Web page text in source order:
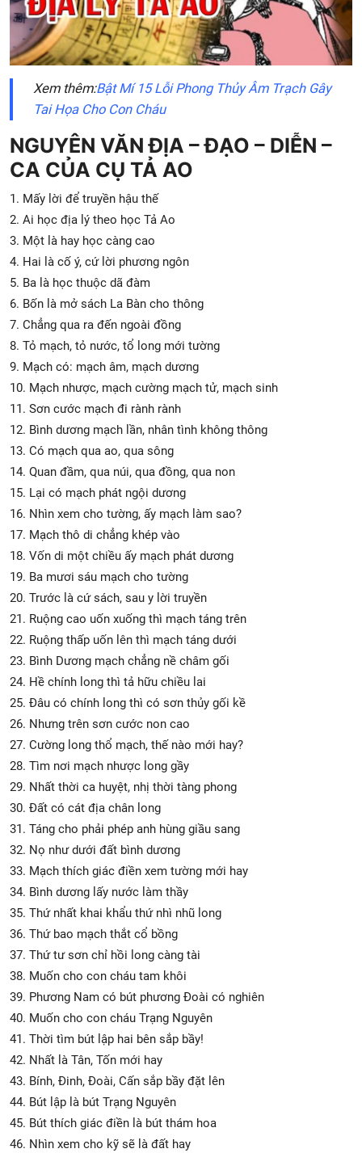
Xem thêm:Bật Mí 15 Lỗi Phong Thủy Âm Trạch Gây
Tai Họa Cho Con Cháu
NGUYÊN VĂN ĐỊA – ĐẠO – DIỄN –
CA CỦA CỤ TẢ AO
1. Mấy lời để truyền hậu thế
2. Ai học địa lý theo học Tả Ao
3. Một là hay học càng cao
4. Hai là cố ý, cứ lời phương ngôn
5. Ba là học thuộc dã đàm
6. Bốn là mở sách La Bàn cho thông
7. Chẳng qua ra đến ngoài đồng
8. Tỏ mạch, tỏ nước, tổ long mới tường
9. Mạch có: mạch âm, mạch dương
10. Mạch nhược, mạch cường mạch tử, mạch sinh
11. Sơn cước mạch đi rành rành
12. Bình dương mạch lần, nhân tình không thông
13. Có mạch qua ao, qua sông
14. Quan đầm, qua núi, qua đồng, qua non
15. Lại có mạch phát ngội dương
16. Nhìn xem cho tường, ấy mạch làm sao?
17. Mạch thô di chẳng khép vào
18. Vốn di một chiều ấy mạch phát dương
19. Ba mươi sáu mạch cho tường
20. Trước là cứ sách, sau y lời truyền
21. Ruộng cao uốn xuống thì mạch táng trên
22. Ruộng thấp uốn lên thì mạch táng dưới
23. Bình Dương mạch chẳng nề châm gối
24. Hề chính long thì tả hữu chiều lai
25. Đâu có chính long thì có sơn thủy gối kề
26. Nhưng trên sơn cước non cao
27. Cường long thổ mạch, thế nào mới hay?
28. Tìm nơi mạch nhược long gầy
29. Nhất thời ca huyệt, nhị thời tàng phong
30. Đất có cát địa chân long
31. Táng cho phải phép anh hùng giầu sang
32. Nọ như dưới đất bình dương
33. Mạch thích giác điền xem tường mới hay
34. Bình dương lấy nước làm thầy
35. Thứ nhất khai khẩu thứ nhì nhũ long
36. Thứ bao mạch thắt cổ bồng
37. Thứ tư sơn chỉ hồi long càng tài
38. Muốn cho con cháu tam khôi
39. Phương Nam có bút phương Đoài có nghiên
40. Muốn cho con cháu Trạng Nguyên
41. Thời tìm bút lập hai bên sắp bầy!
42. Nhất là Tân, Tốn mới hay
43. Bính, Đinh, Đoài, Cấn sắp bầy đặt lên
44. Bút lập là bút Trạng Nguyên
45. Bút thích giác điền là bút thám hoa
46. Nhìn xem cho kỹ sẽ là đất hay